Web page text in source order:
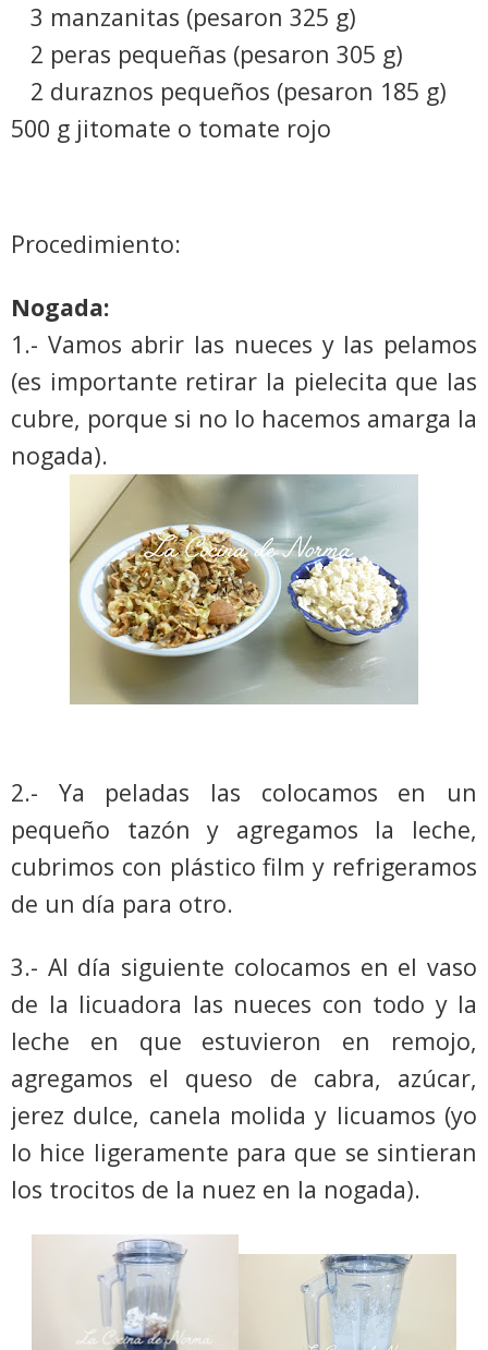
3 manzanitas (pesaron 325 g)
2 peras pequeñas (pesaron 305 g)
2 duraznos pequeños (pesaron 185 g)
500 g jitomate o tomate rojo
Procedimiento:
Nogada:
1.- Vamos abrir las nueces y las pelamos
(es importante retirar la pielecita que las
cubre, porque si no lo hacemos amarga la
nogada).
2.- Ya peladas las colocamos en un
pequeño tazón y agregamos la leche,
cubrimos con plástico film y refrigeramos
de un día para otro.
3.- Al día siguiente colocamos en el vaso
de la licuadora las nueces con todo y la
leche en que estuvieron en remojo,
agregamos el queso de cabra, azúcar,
jerez dulce, canela molida y licuamos (yo
lo hice ligeramente para que se sintieran
los trocitos de la nuez en la nogada).